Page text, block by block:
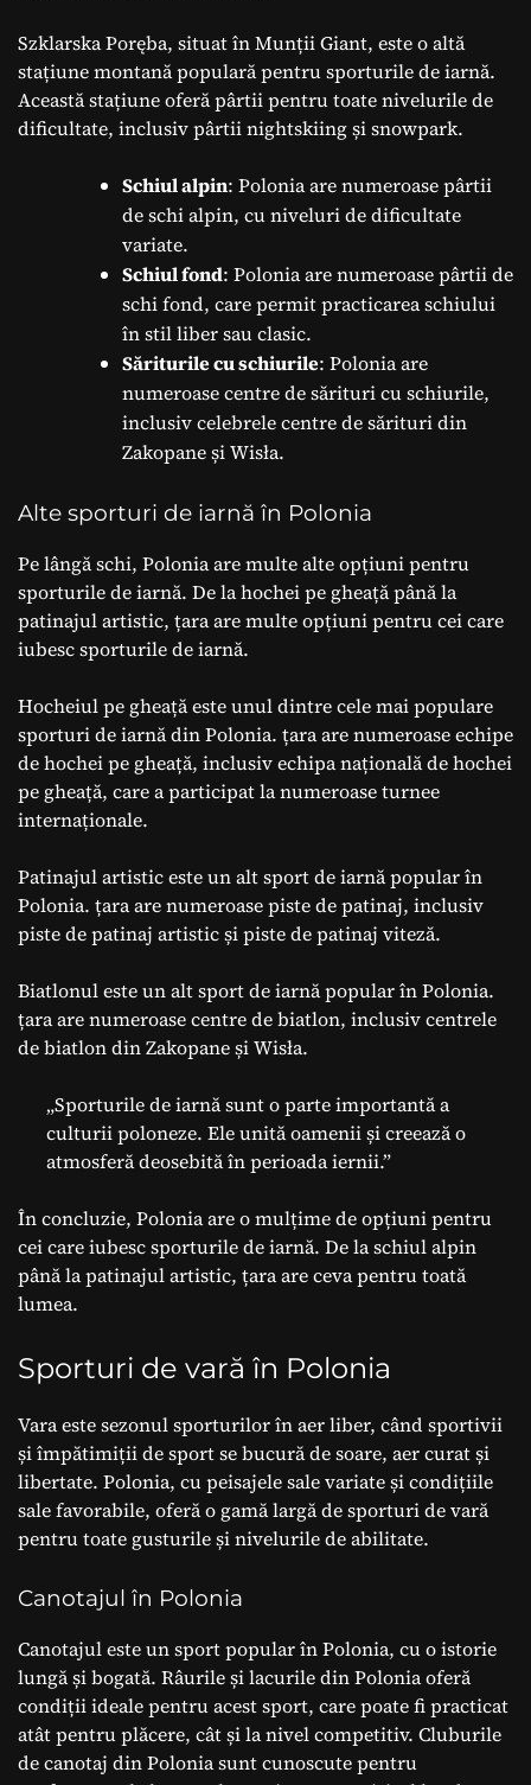
Szklarska Poręba, situat în Munții Giant, este o altă
stațiune montană populară pentru sporturile de iarnă.
Această stațiune oferă pârtii pentru toate nivelurile de
dificultate, inclusiv pârtii nightskiing și snowpark.
Schiul alpin: Polonia are numeroase pârtii
de schi alpin, cu niveluri de dificultate
variate.
Schiul fond: Polonia are numeroase pârtii de
schi fond, care permit practicarea schiului
în stil liber sau clasic.
Săriturile cu schiurile: Polonia are
numeroase centre de sărituri cu schiurile,
inclusiv celebrele centre de sărituri din
Zakopane și Wisła.
Alte sporturi de iarnă în Polonia
Pe lângă schi, Polonia are multe alte opțiuni pentru
sporturile de iarnă. De la hochei pe gheață până la
patinajul artistic, țara are multe opțiuni pentru cei care
iubesc sporturile de iarnă.
Hocheiul pe gheață este unul dintre cele mai populare
sporturi de iarnă din Polonia. țara are numeroase echipe
de hochei pe gheață, inclusiv echipa națională de hochei
pe gheață, care a participat la numeroase turnee
internaționale.
Patinajul artistic este un alt sport de iarnă popular în
Polonia. țara are numeroase piste de patinaj, inclusiv
piste de patinaj artistic și piste de patinaj viteză.
Biatlonul este un alt sport de iarnă popular în Polonia.
țara are numeroase centre de biatlon, inclusiv centrele
de biatlon din Zakopane și Wisła.
„Sporturile de iarnă sunt o parte importantă a
culturii poloneze. Ele unită oamenii și creează o
atmosferă deosebită în perioada iernii.”
În concluzie, Polonia are o mulțime de opțiuni pentru
cei care iubesc sporturile de iarnă. De la schiul alpin
până la patinajul artistic, țara are ceva pentru toată
lumea.
Sporturi de vară în Polonia
Vara este sezonul sporturilor în aer liber, când sportivii
și împătimiții de sport se bucură de soare, aer curat și
libertate. Polonia, cu peisajele sale variate și condițiile
sale favorabile, oferă o gamă largă de sporturi de vară
pentru toate gusturile și nivelurile de abilitate.
Canotajul în Polonia
Canotajul este un sport popular în Polonia, cu o istorie
lungă și bogată. Râurile și lacurile din Polonia oferă
condiții ideale pentru acest sport, care poate fi practicat
atât pentru plăcere, cât și la nivel competitiv. Cluburile
de canotaj din Polonia sunt cunoscute pentru